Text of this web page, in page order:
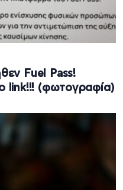
Fuel Pass!
link!!! (φωτογραφία)